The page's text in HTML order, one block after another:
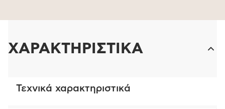
ΧΑΡΑΚΤΗΡΙΣΤΙΚΑ
Τεχνικά χαρακτηριστικά